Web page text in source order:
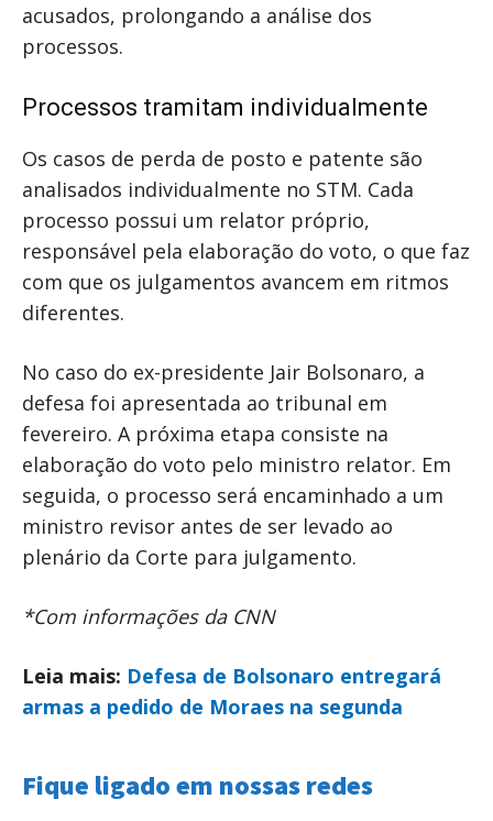
acusados, prolongando a análise dos
processos.
Processos tramitam individualmente
Os casos de perda de posto e patente são
analisados individualmente no STM. Cada
processo possui um relator próprio,
responsável pela elaboração do voto, o que faz
com que os julgamentos avancem em ritmos
diferentes.
No caso do ex-presidente Jair Bolsonaro, a
defesa foi apresentada ao tribunal em
fevereiro. A próxima etapa consiste na
elaboração do voto pelo ministro relator. Em
seguida, o processo será encaminhado a um
ministro revisor antes de ser levado ao
plenário da Corte para julgamento.
*Com informações da CNN
Leia mais: Defesa de Bolsonaro entregará
armas a pedido de Moraes na segunda
Fique ligado em nossas redes